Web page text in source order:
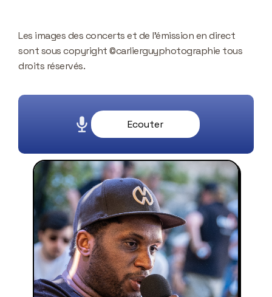
Les images des concerts et de l’émission en direct
sont sous copyright ©carlierguyphotographie tous
droits réservés.
Ecouter